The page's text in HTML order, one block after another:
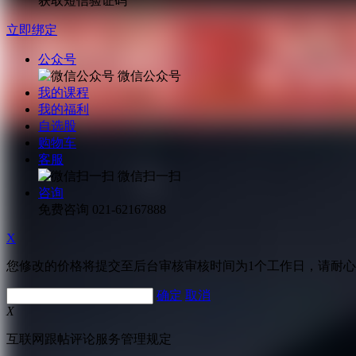
立即绑定
公众号
微信公众号
我的课程
我的福利
自选股
购物车
客服
微信扫一扫
咨询
免费咨询 021-62167888
X
您修改的价格将提交至后台审核审核时间为1个工作日，请耐
确定 取消
X
互联网跟帖评论服务管理规定